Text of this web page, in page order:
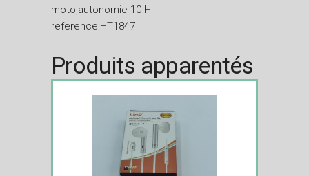
moto,autonomie 10 H
reference:HT1847
Produits apparentés